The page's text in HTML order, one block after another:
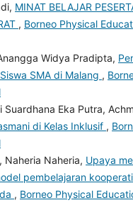
MINAT BELAJAR
, Borneo Physical
Widya Pradipta,
SMA di Malang ,
Eka Putra,
di Kelas Inklusif ,
Naheria Naheria, Upaya
pembelajaran
, Borneo Physical